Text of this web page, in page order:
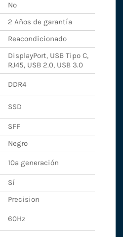
No
2 Años de garantía
Reacondicionado
DisplayPort, USB Tipo C,
RJ45, USB 2.0, USB 3.0
DDR4
SSD
SFF
Negro
10ª generación
Sí
Precision
60Hz